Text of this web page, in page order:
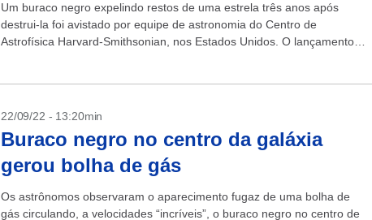
Um buraco negro expelindo restos de uma estrela três anos após
destrui-la foi avistado por equipe de astronomia do Centro de
Astrofísica Harvard-Smithsonian, nos Estados Unidos. O lançamento
22/09/22 - 13:20min
Buraco negro no centro da galáxia
gerou bolha de gás
Os astrônomos observaram o aparecimento fugaz de uma bolha de
gás circulando, a velocidades “incríveis”, o buraco negro no centro de